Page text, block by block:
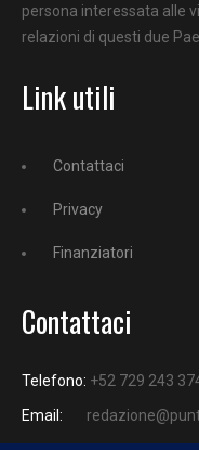
persona interessata alle
relazioni di questi due
Link utili
Contattaci
Privacy
Finanziatori
Contattaci
Telefono: +52 729 243
Email: